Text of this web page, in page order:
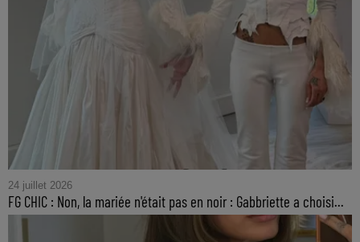
24 juillet 2026
FG CHIC : Non, la mariée n'était pas en noir : Gabbriette a choisi...